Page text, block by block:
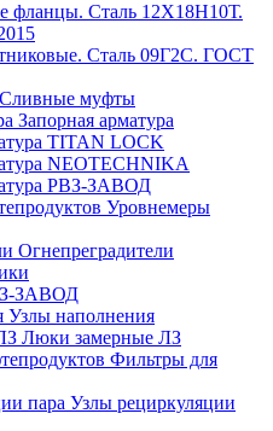
фланцы. Сталь 12Х18Н10Т.
Сталь 09Г2С. ГОСТ
Сливные муфты
Запорная арматура
TITAN LOCK
NEOTECHNIKA
РВЗ-ЗАВОД
Уровнемеры
Огнепреградители
ЗАВОД
Узлы наполнения
Люки замерные ЛЗ
Фильтры для
Узлы рециркуляции